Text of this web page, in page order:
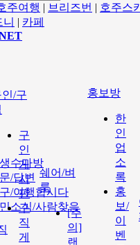
주여행 | 브리즈번 | 호주스
| 카페
수다방
/답변
/여행합시다
소식/사람찾음
인/구
구
인
게
시
판
구
직
게
쉐어/벼
룩
[주
의]
랜
홍보방
한
인
업
소
록
홍
보/
이
벤